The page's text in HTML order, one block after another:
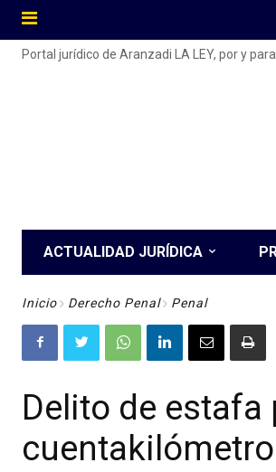
Portal jurídico de Aranzadi LA LEY, por y
ACTUALIDAD JURÍDICA
Inicio Derecho Penal Penal
Delito de estafa